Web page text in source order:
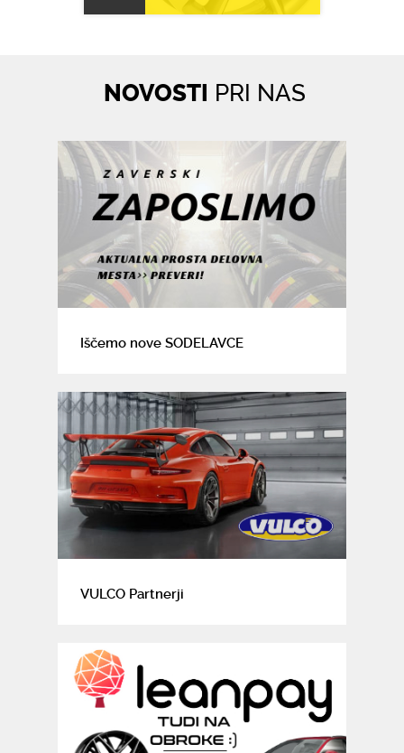
NOVOSTI PRI NAS
Iščemo nove SODELAVCE
VULCO Partnerji